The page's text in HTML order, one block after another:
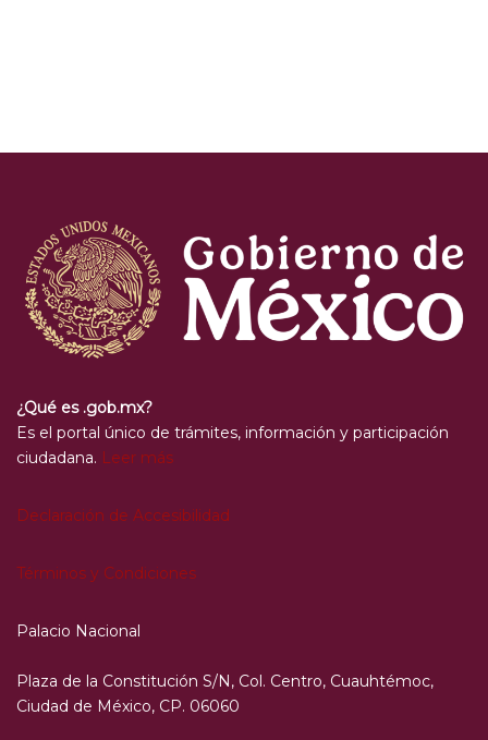
¿Qué es .gob.mx?
Es el portal único de trámites, información y participación
ciudadana. Leer más
Declaración de Accesibilidad
Términos y Condiciones
Palacio Nacional
Plaza de la Constitución S/N, Col. Centro, Cuauhtémoc,
Ciudad de México, CP. 06060